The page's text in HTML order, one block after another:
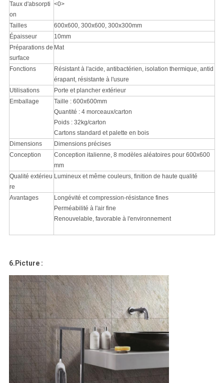
Taux d'absorpti
on
<0>
Tailles
600x600, 300x600, 300x300mm
Épaisseur
10mm
Préparations de
surface
Mat
Fonctions
Résistant à l'acide, antibactérien, isolation thermique, antid
érapant, résistante à l'usure
Utilisations
Porte et plancher extérieur
Emballage
Taille : 600x600mm
Quantité : 4 morceaux/carton
Poids : 32kg/carton
Cartons standard et palette en bois
Dimensions
Dimensions précises
Conception
Conception italienne, 8 modèles aléatoires pour 600x600
mm
Qualité extérieu
re
Lumineux et même couleurs, finition de haute qualité
Avantages
Longévité et compression-résistance fines
Perméabilité à l'air fine
Renouvelable, favorable à l'environnement
6.Picture :